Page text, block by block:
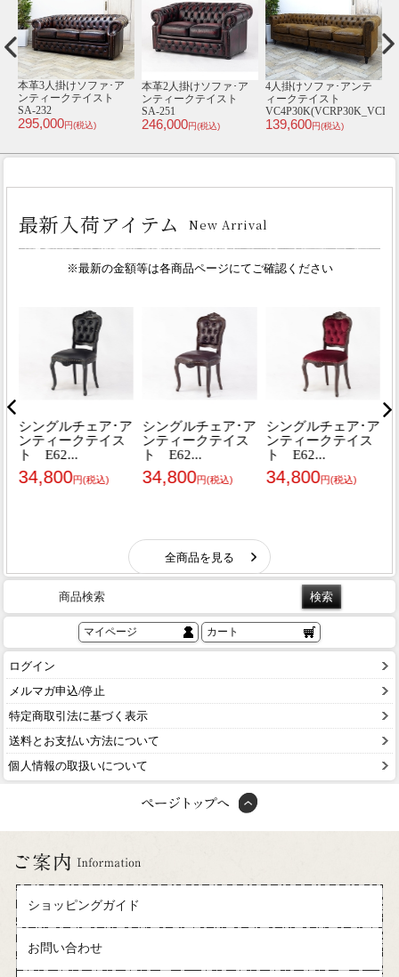
【送料無料】 2人掛けソ
ファ･アンティークテイ
スト NM2F260K
84,800円(税込)
【送料無料】 3人掛けソ
ファ･アンティークテイ
スト VXB3L914
239,000円(税込)
3人掛けソファ･アンテ
ィークテイスト
VC3P30K
94,800円(税込)
商品検索
マイページ カート
ログイン
メルマガ申込/停止
特定商取引法に基づく表示
送料とお支払い方法について
個人情報の取扱いについて
ショッピングガイド
お問い合わせ